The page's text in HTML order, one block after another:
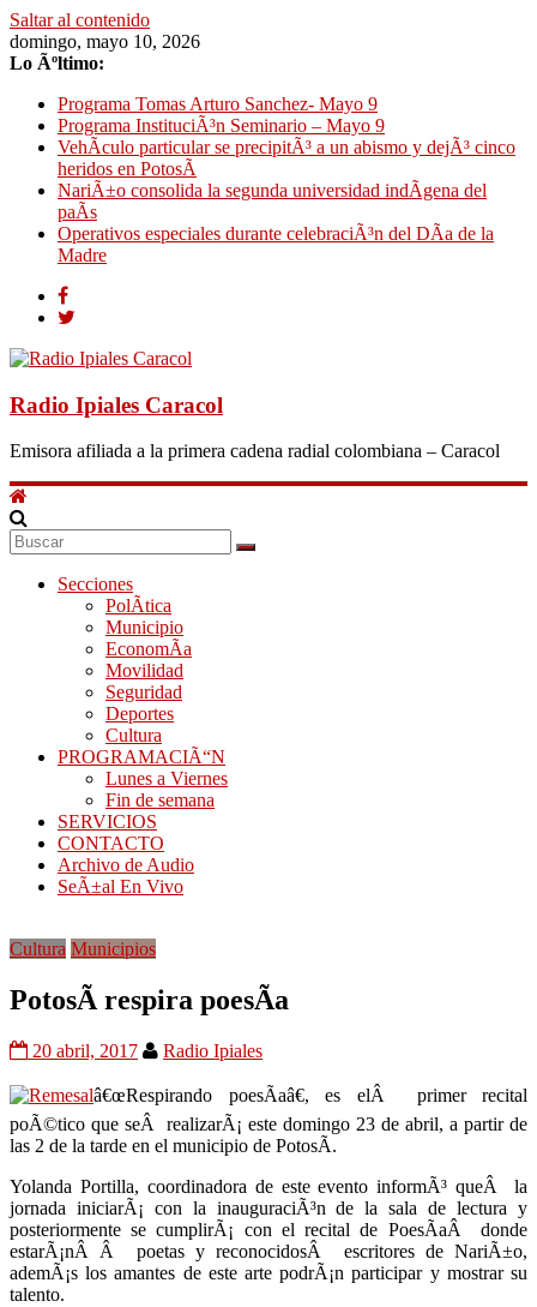
Saltar al contenido
domingo, mayo 10, 2026
Lo Ãºltimo:
Programa Tomas Arturo Sanchez- Mayo 9
Programa InstituciÃ³n Seminario – Mayo 9
VehÃ­culo particular se precipitÃ³ a un abismo y dejÃ³ cinco
heridos en PotosÃ­
NariÃ±o consolida la segunda universidad indÃ­gena del
paÃ­s
Operativos especiales durante celebraciÃ³n del DÃ­a de la
Madre
Radio Ipiales Caracol
Emisora afiliada a la primera cadena radial colombiana – Caracol
Secciones
PolÃ­tica
Municipio
EconomÃ­a
Movilidad
Seguridad
Deportes
Cultura
PROGRAMACIÃ“N
Lunes a Viernes
Fin de semana
SERVICIOS
CONTACTO
Archivo de Audio
SeÃ±al En Vivo
Cultura Municipios
PotosÃ­ respira poesÃ­a
20 abril, 2017 Radio Ipiales
â€œRespirando poesÃ­aâ€, es elÂ primer recital
poÃ©tico que seÂ realizarÃ¡ este domingo 23 de abril, a partir de
las 2 de la tarde en el municipio de PotosÃ­.
Yolanda Portilla, coordinadora de este evento informÃ³ queÂ la
jornada iniciarÃ¡ con la inauguraciÃ³n de la sala de lectura y
posteriormente se cumplirÃ¡ con el recital de PoesÃ­aÂ donde
estarÃ¡nÂ Â poetas y reconocidosÂ escritores de NariÃ±o,
ademÃ¡s los amantes de este arte podrÃ¡n participar y mostrar su
talento.